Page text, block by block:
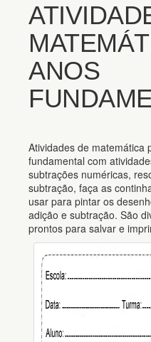
ANOS
Atividades de matemática
fundamental com
subtrações numéricas,
subtração, faça as
usar para pintar os
adição e subtração. São
prontos para salvar e